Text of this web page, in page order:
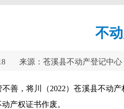
不
来源：苍溪县不动产登记中心
不善，将川（2022）苍溪县不动
产权证书作废。